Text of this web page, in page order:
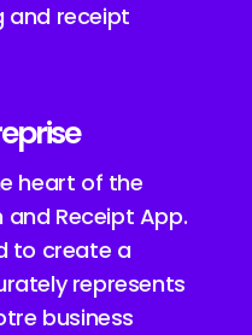
and receipt
heart of the
Receipt App.
to create a
represents
business